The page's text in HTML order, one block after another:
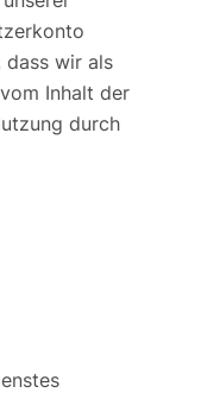
dass wir als
Inhalt der
durch